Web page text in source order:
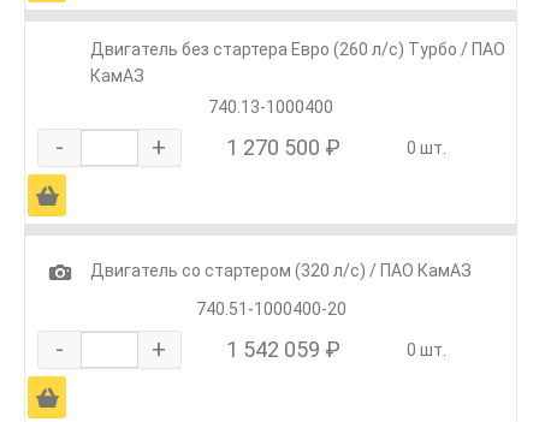
Двигатель без стартера Евро (260 л/с) Турбо / ПАО
КамАЗ
740.13-1000400
- + 1 270 500 ₽ 0 шт.
Ä
1
Двигатель со стартером (320 л/с) / ПАО КамАЗ
740.51-1000400-20
- + 1 542 059 ₽ 0 шт.
Ä